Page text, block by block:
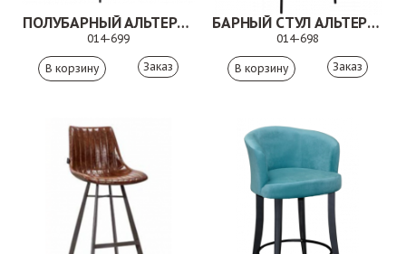
ПОЛУБАРНЫЙ АЛЬТЕРИЯ
014-699
Заказ
БАРНЫЙ СТУЛ АЛЬТЕРИЯ
014-698
Заказ